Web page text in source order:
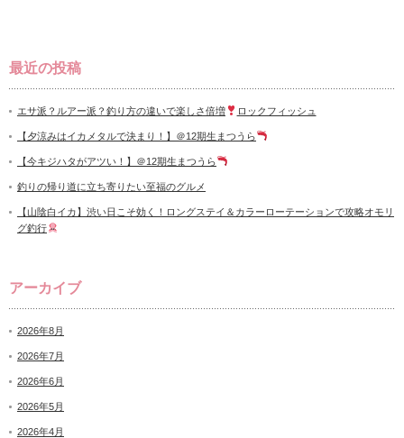
最近の投稿
エサ派？ルアー派？釣り方の違いで楽しさ倍増 ロックフィッシュ
【夕涼みはイカメタルで決まり！】＠12期生まつうら
【今キジハタがアツい！】＠12期生まつうら
釣りの帰り道に立ち寄りたい至福のグルメ
【山陰白イカ】渋い日こそ効く！ロングステイ＆カラーローテーションで攻略オモリ
グ釣行
アーカイブ
2026年8月
2026年7月
2026年6月
2026年5月
2026年4月